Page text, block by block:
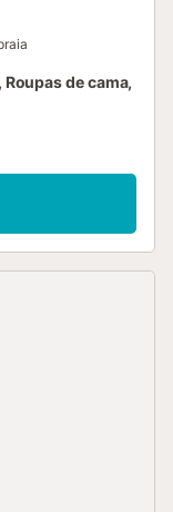
de cama,